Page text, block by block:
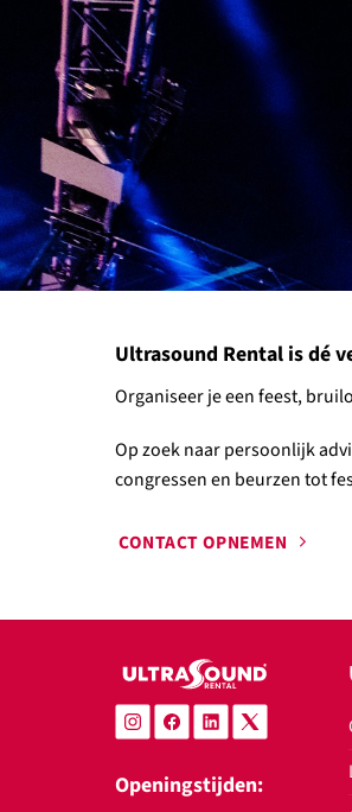
Ultrasound Rental is dé
Organiseer je een feest,
Op zoek naar persoonlijk
congressen en beurzen tot
CONTACT OPNEMEN
Openingstijden: